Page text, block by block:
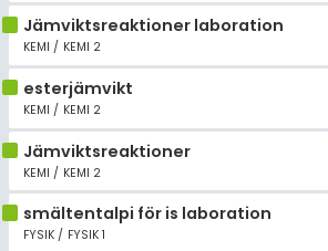
Jämviktsreaktioner laboration
KEMI / KEMI 2
esterjämvikt
KEMI / KEMI 2
Jämviktsreaktioner
KEMI / KEMI 2
smältentalpi för is laboration
FYSIK / FYSIK 1